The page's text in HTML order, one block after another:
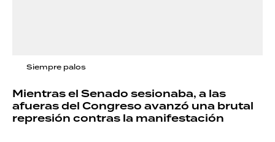
Siempre palos
Mientras el Senado sesionaba, a las
afueras del Congreso avanzó una brutal
represión contras la manifestación